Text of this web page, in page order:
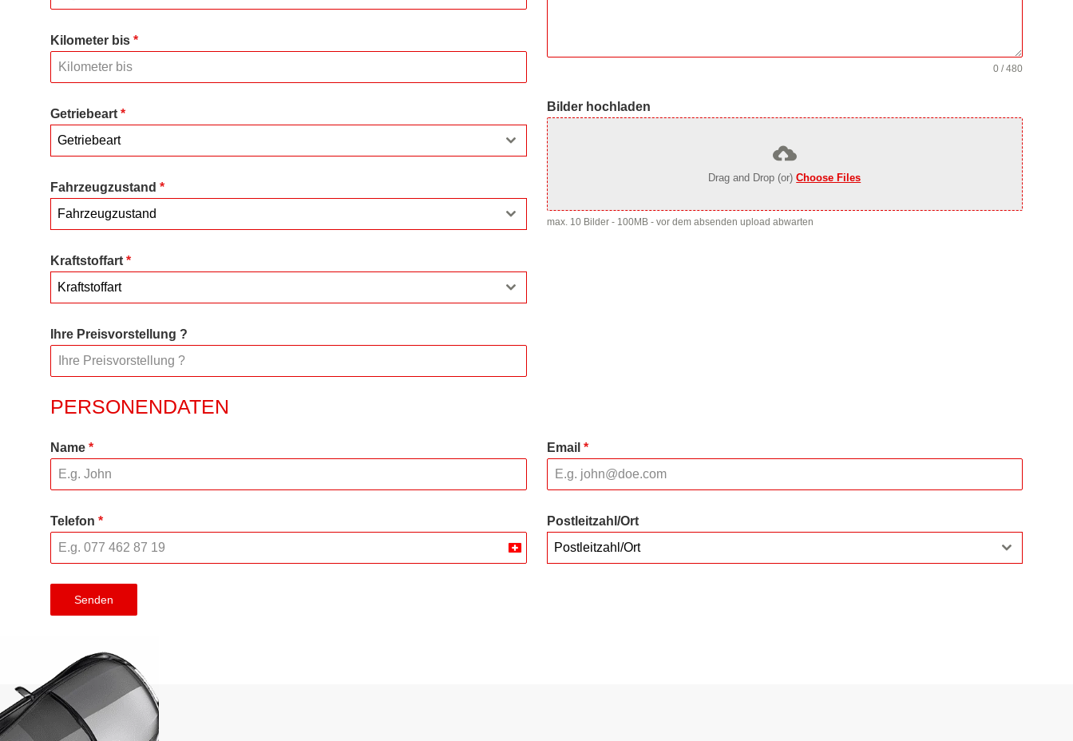
Kilometer bis *
Getriebeart *
Getriebeart
Fahrzeugzustand *
Fahrzeugzustand
Kraftstoffart *
Kraftstoffart
Ihre Preisvorstellung ?
0 / 480
Bilder hochladen
Drag and Drop (or)Choose Files
max. 10 Bilder - 100MB - vor dem absenden upload abwarten
PERSONENDATEN
Name * Email *
Telefon *
Switzerland
Postleitzahl/Ort
Postleitzahl/Ort
Senden